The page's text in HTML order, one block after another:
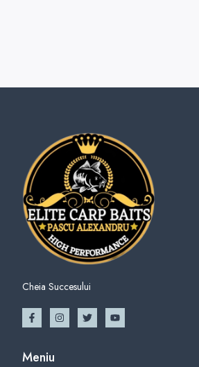
Cheia Succesului
Meniu